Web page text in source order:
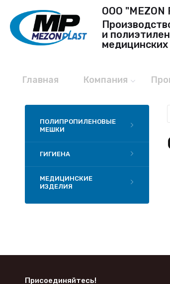
OOO "MEZON
и
медицинских
Главная Компания
ПОЛИПРОПИЛЕНОВЫЕ
МЕШКИ
ГИГИЕНА
МЕДИЦИНСКИЕ
ИЗДЕЛИЯ
Присоединяйтесь!